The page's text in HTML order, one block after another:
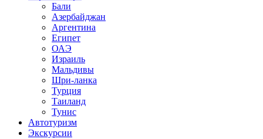
Бали
Азербайджан
Аргентина
Египет
ОАЭ
Израиль
Мальдивы
Шри-ланка
Турция
Таиланд
Тунис
Автотуризм
Экскурсии